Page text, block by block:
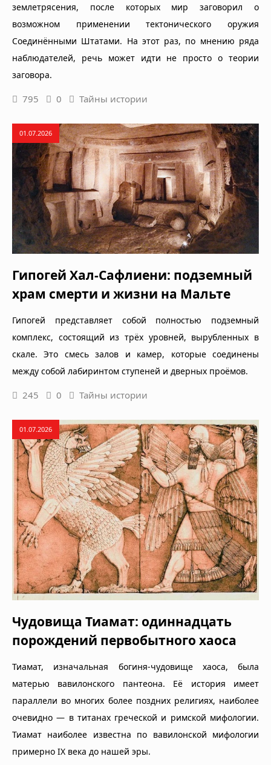
землетрясения, после которых мир заговорил о
возможном применении тектонического оружия
Соединёнными Штатами. На этот раз, по мнению ряда
наблюдателей, речь может идти не просто о теории
заговора.
795 0 Тайны истории
01.07.2026
Гипогей Хал-Сафлиени: подземный
храм смерти и жизни на Мальте
Гипогей представляет собой полностью подземный
комплекс, состоящий из трёх уровней, вырубленных в
скале. Это смесь залов и камер, которые соединены
между собой лабиринтом ступеней и дверных проёмов.
245 0 Тайны истории
01.07.2026
Чудовища Тиамат: одиннадцать
порождений первобытного хаоса
Тиамат, изначальная богиня-чудовище хаоса, была
матерью вавилонского пантеона. Её история имеет
параллели во многих более поздних религиях, наиболее
очевидно — в титанах греческой и римской мифологии.
Тиамат наиболее известна по вавилонской мифологии
примерно IX века до нашей эры.